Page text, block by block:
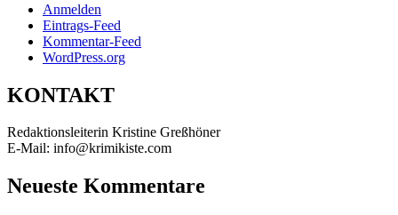
Anmelden
Eintrags-Feed
Kommentar-Feed
WordPress.org
KONTAKT
Redaktionsleiterin Kristine Greßhöner
E-Mail: info@krimikiste.com
Neueste Kommentare